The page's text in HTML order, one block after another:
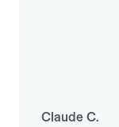
Claude C.